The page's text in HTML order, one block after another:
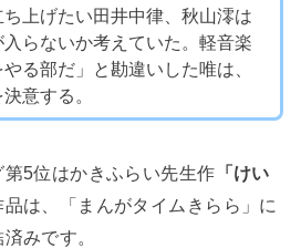
上げたい田井中律、秋山澪は
らないか考えていた。軽音楽
る部だ」と勘違いした唯は、
意する。
5位はかきふらい先生作 「けい
は、「まんがタイムきらら」に
みです。